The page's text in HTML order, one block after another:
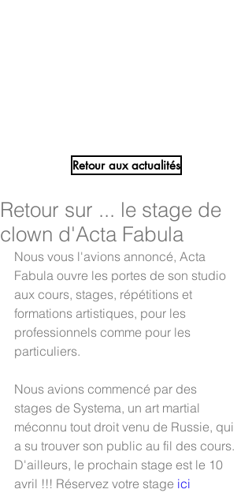
Retour aux actualités
Retour sur ... le stage de
clown d'Acta Fabula
Nous vous l'avions annoncé, Acta
Fabula ouvre les portes de son studio
aux cours, stages, répétitions et
formations artistiques, pour les
professionnels comme pour les
particuliers.
Nous avions commencé par des
stages de Systema, un art martial
méconnu tout droit venu de Russie, qui
a su trouver son public au fil des cours.
D'ailleurs, le prochain stage est le 10
avril !!! Réservez votre stage ici